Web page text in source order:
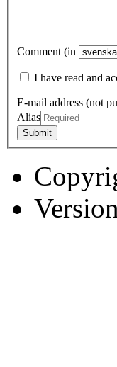
Comment (in
I have read and
E-mail address (not
Alias